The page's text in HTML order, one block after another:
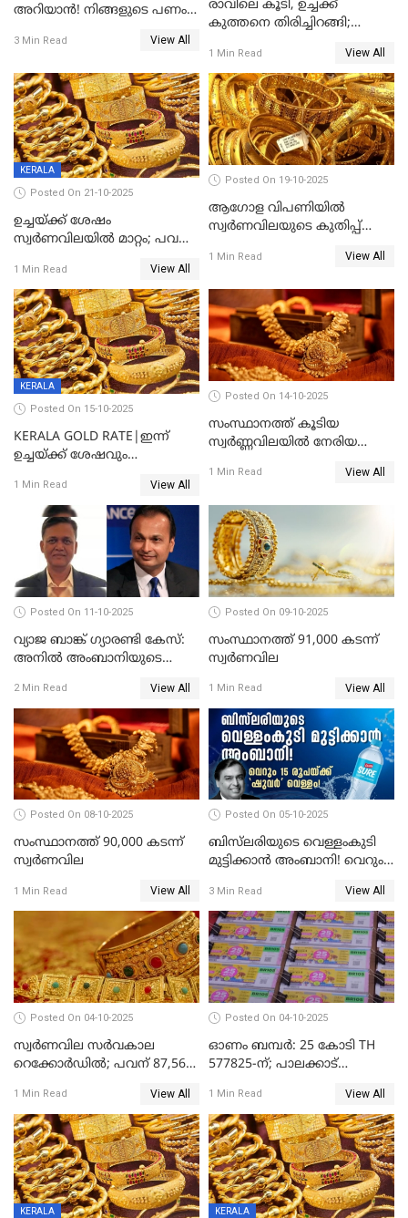
അറിയാൻ! നിങ്ങളുടെ പണം
കിട്ടും!
3 Min Read View All
രാവിലെ കൂടി, ഉച്ചക്ക്
കുത്തനെ തിരിച്ചിറങ്ങി;
കുറഞ്ഞു
1 Min Read View All
KERALA
Posted On 21-10-2025
ഉച്ചയ്ക്ക് ശേഷം
സ്വർണവിലയിൽ മാറ്റം; പവന്
1 Min Read View All
Posted On 19-10-2025
ആഗോള വിപണിയിൽ
സ്വർണവിലയുടെ കുതിപ്പ്
1 Min Read View All
KERALA
Posted On 15-10-2025
KERALA GOLD RATE|ഇന്ന്
ഉച്ചയ്ക്ക് ശേഷവും
പവന് കൂടിയത് 400 രൂപ
1 Min Read View All
Posted On 14-10-2025
സംസ്ഥാനത്ത് കൂടിയ
സ്വർണ്ണവിലയിൽ നേരിയ
1 Min Read View All
Posted On 11-10-2025
വ്യാജ ബാങ്ക് ഗ്യാരണ്ടി കേസ്:
അനിൽ അംബാനിയുടെ
അറസ്റ്റിൽ; ഇഡി അന്വേഷണം
വ്യാപിപ്പിക്കുന്നു
2 Min Read View All
Posted On 09-10-2025
സംസ്ഥാനത്ത് 91,000 കടന്ന്
സ്വര്‍ണവില
1 Min Read View All
Posted On 08-10-2025
സംസ്ഥാനത്ത് 90,000 കടന്ന്
സ്വര്‍ണവില
1 Min Read View All
Posted On 05-10-2025
ബിസ്‌ലരിയുടെ വെള്ളംകുടി
മുട്ടിക്കാൻ അംബാനി! വെറും
3 Min Read View All
Posted On 04-10-2025
സ്വര്‍ണവില സര്‍വകാല
റെക്കോര്‍ഡില്‍; പവന് 87,560
1 Min Read View All
Posted On 04-10-2025
ഓണം ബമ്പർ: 25 കോടി TH
577825-ന്; പാലക്കാട്
മുന്നിൽ
1 Min Read View All
KERALA KERALA